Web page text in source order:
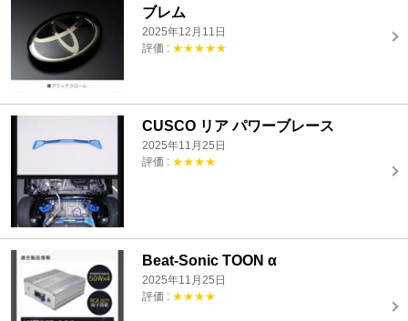
ブレム
2025年12月11日
評価 : ★★★★★
CUSCO リア パワーブレース
2025年11月25日
評価 : ★★★★
Beat-Sonic TOON α
2025年11月25日
評価 : ★★★★